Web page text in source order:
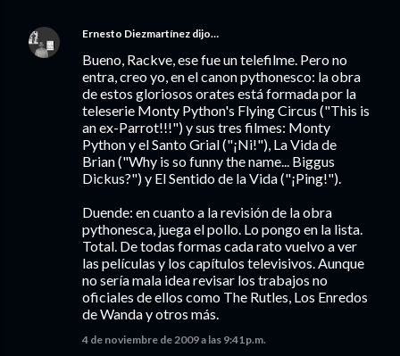
Ernesto Diezmartínez dijo…
Bueno, Rackve, ese fue un telefilme. Pero no
entra, creo yo, en el canon pythonesco: la obra
de estos gloriosos orates está formada por la
teleserie Monty Python's Flying Circus ("This is
an ex-Parrot!!!") y sus tres filmes: Monty
Python y el Santo Grial ("¡Ni!"), La Vida de
Brian ("Why is so funny the name... Biggus
Dickus?") y El Sentido de la Vida ("¡Ping!").
Duende: en cuanto a la revisión de la obra
pythonesca, juega el pollo. Lo pongo en la lista.
Total. De todas formas cada rato vuelvo a ver
las películas y los capítulos televisivos. Aunque
no sería mala idea revisar los trabajos no
oficiales de ellos como The Rutles, Los Enredos
de Wanda y otros más.
4 de noviembre de 2009 a las 9:41 p.m.